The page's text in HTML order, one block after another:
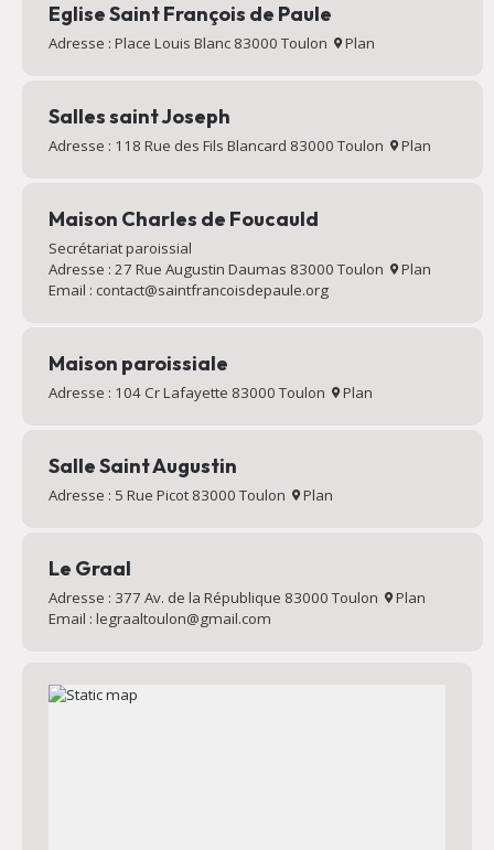
Eglise Saint François de Paule
Adresse : Place Louis Blanc 83000 Toulon Plan
Salles saint Joseph
Adresse : 118 Rue des Fils Blancard 83000 Toulon Plan
Maison Charles de Foucauld
Secrétariat paroissial
Adresse : 27 Rue Augustin Daumas 83000 Toulon
Plan
Email : contact@saintfrancoisdepaule.org
Maison paroissiale
Adresse : 104 Cr Lafayette 83000 Toulon Plan
Salle Saint Augustin
Adresse : 5 Rue Picot 83000 Toulon Plan
Le Graal
Adresse : 377 Av. de la République 83000 Toulon
Plan
Email : legraaltoulon@gmail.com